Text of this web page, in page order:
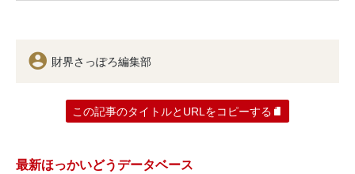
財界さっぽろ編集部
この記事のタイトルとURLをコピーする
最新ほっかいどうデータベース